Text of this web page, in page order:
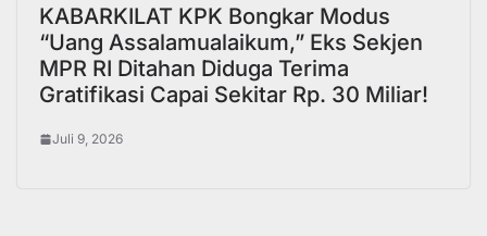
KABARKILAT KPK Bongkar Modus
“Uang Assalamualaikum,” Eks Sekjen
MPR RI Ditahan Diduga Terima
Gratifikasi Capai Sekitar Rp. 30 Miliar!
Juli 9, 2026